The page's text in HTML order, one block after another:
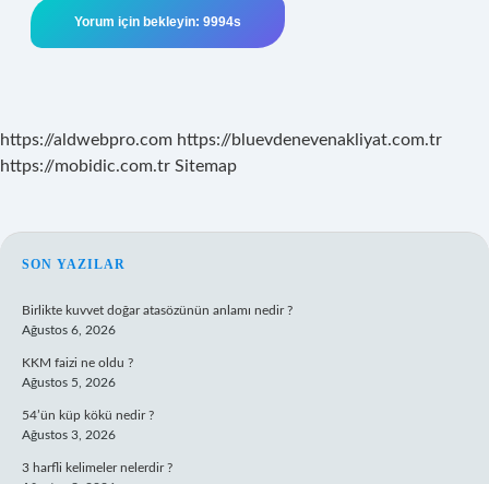
https://aldwebpro.com https://bluevdenevenakliyat.com.tr
https://mobidic.com.tr Sitemap
SIDEBAR
SON YAZILAR
Birlikte kuvvet doğar atasözünün anlamı nedir ?
Ağustos 6, 2026
KKM faizi ne oldu ?
Ağustos 5, 2026
54’ün küp kökü nedir ?
Ağustos 3, 2026
3 harfli kelimeler nelerdir ?